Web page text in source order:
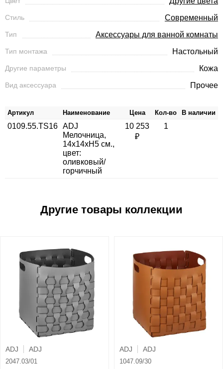
Стиль Современный
Тип Аксессуары для ванной комнаты
Тип монтажа Настольный
Другие параметры Кожа
Вид аксессуара Прочее
Артикул Наименование Цена Кол-во В наличии
0109.55.TS16 ADJ
Мелочница,
14x14xH5 см.,
цвет:
оливковый/
горчичный
10 253
₽
1
ADJ ADJ
2047.03/01
ADJ ADJ
1047.09/30